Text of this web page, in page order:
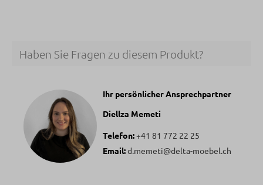
Haben Sie Fragen zu diesem Produkt?
Ihr persönlicher Ansprechpartner
Diellza Memeti
Telefon:+41 81 772 22 25
Email:d.memeti@delta-moebel.ch